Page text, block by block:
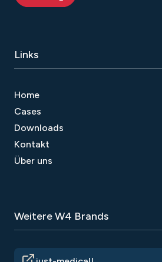
Links
Home
Cases
Downloads
Kontakt
Über uns
Weitere W4 Brands